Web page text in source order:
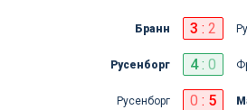
Бранн 3 : 2
Русенборг 4: 0
Русенборг 0 : 5